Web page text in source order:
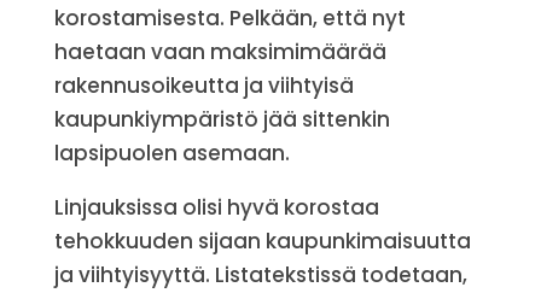
korostamisesta. Pelkään, että nyt
haetaan vaan maksimimäärää
rakennusoikeutta ja viihtyisä
kaupunkiympäristö jää sittenkin
lapsipuolen asemaan.
Linjauksissa olisi hyvä korostaa
tehokkuuden sijaan kaupunkimaisuutta
ja viihtyisyyttä. Listatekstissä todetaan,